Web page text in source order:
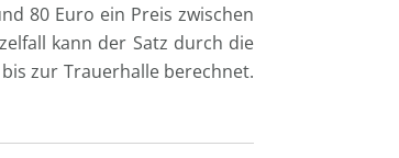
80 Euro ein Preis zwischen
kann der Satz durch die
zur Trauerhalle berechnet.